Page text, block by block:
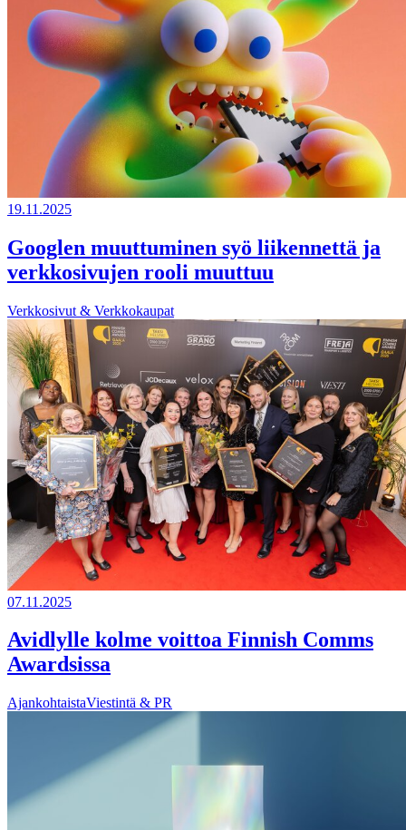
19.11.2025
Googlen muuttuminen syö liikennettä ja
verkkosivujen rooli muuttuu
Verkkosivut & Verkkokaupat
07.11.2025
Avidlylle kolme voittoa Finnish Comms
Awardsissa
AjankohtaistaViestintä & PR